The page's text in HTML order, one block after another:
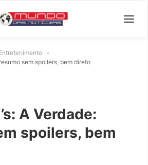
»
sem spoilers, bem direto
A Verdade:
spoilers, bem